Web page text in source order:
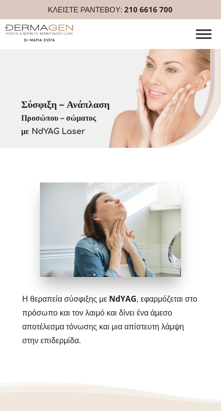
ΚΛΕΙΣΤΕ ΡΑΝΤΕΒΟΥ:210 6616 700
Σύσφιξη – Ανάπλαση
Προσώπου – σώματος
με NdYAG Laser
Η θεραπεία σύσφιξης με NdYAG, εφαρμόζεται στο
πρόσωπο και τον λαιμό και δίνει ένα άμεσο
αποτέλεσμα τόνωσης και μια απίστευτη λάμψη
στην επιδερμίδα.